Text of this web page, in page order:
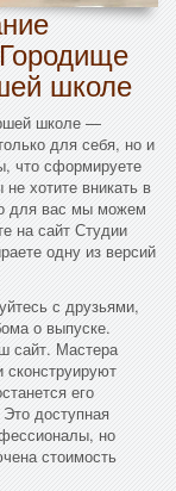
школе
школе —
для себя, но и
что сформируете
хотите вникать в
для вас мы можем
на сайт Студии
одну из версий
с друзьями,
о выпуске.
сайт. Мастера
его
доступная
но
стоимость